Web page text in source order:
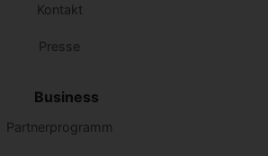
Kontakt
Presse
Business
Partnerprogramm